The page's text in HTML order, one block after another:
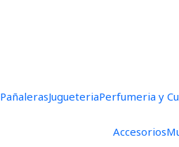
PañalerasJugueteriaPerfumeria y
Accesorios